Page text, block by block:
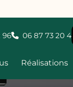
Réalisations
96 06 87 73 20 4